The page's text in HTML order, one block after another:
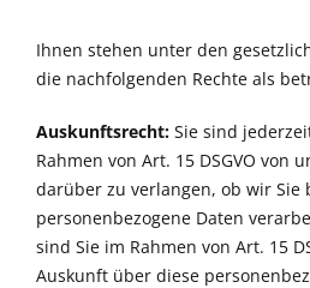
Ihnen stehen unter den
die nachfolgenden Rechte als
Auskunftsrecht:Sie sind
Rahmen von Art. 15 DSGVO von
darüber zu verlangen, ob wir Sie
personenbezogene Daten
sind Sie im Rahmen von Art. 15
Auskunft über diese